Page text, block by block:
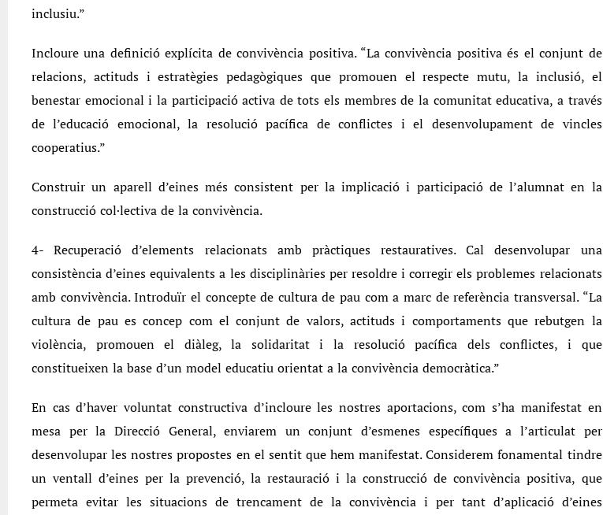
inclusiu.”
Incloure una definició explícita de convivència positiva. “La convivència positiva és el conjunt de
relacions, actituds i estratègies pedagògiques que promouen el respecte mutu, la inclusió, el
benestar emocional i la participació activa de tots els membres de la comunitat educativa, a través
de l’educació emocional, la resolució pacífica de conflictes i el desenvolupament de vincles
cooperatius.”
Construir un aparell d’eines més consistent per la implicació i participació de l’alumnat en la
construcció col·lectiva de la convivència.
4- Recuperació d’elements relacionats amb pràctiques restauratives. Cal desenvolupar una
consistència d’eines equivalents a les disciplinàries per resoldre i corregir els problemes relacionats
amb convivència. Introduïr el concepte de cultura de pau com a marc de referència transversal. “La
cultura de pau es concep com el conjunt de valors, actituds i comportaments que rebutgen la
violència, promouen el diàleg, la solidaritat i la resolució pacífica dels conflictes, i que
constitueixen la base d’un model educatiu orientat a la convivència democràtica.”
En cas d’haver voluntat constructiva d’incloure les nostres aportacions, com s’ha manifestat en
mesa per la Direcció General, enviarem un conjunt d’esmenes específiques a l’articulat per
desenvolupar les nostres propostes en el sentit que hem manifestat. Considerem fonamental tindre
un ventall d’eines per la prevenció, la restauració i la construcció de convivència positiva, que
permeta evitar les situacions de trencament de la convivència i per tant d’aplicació d’eines